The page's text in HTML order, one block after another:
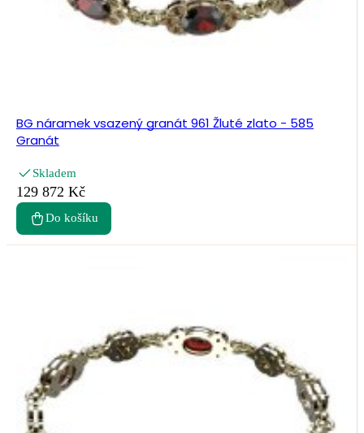
BG náramek vsazený granát 961 Žluté zlato - 585
Granát
Skladem
129 872 Kč
Do košíku